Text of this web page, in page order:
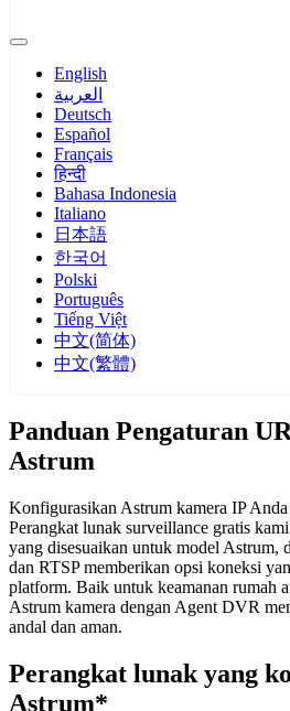
English
العربية
Deutsch
Español
Français
हिन्दी
Bahasa Indonesia
Italiano
日本語
한국어
Polski
Português
Tiếng Việt
中文(简体)
中文(繁體)
Panduan Pengaturan
Astrum
Konfigurasikan Astrum kamera IP
Perangkat lunak surveillance gratis
yang disesuaikan untuk model
dan RTSP memberikan opsi koneksi
platform. Baik untuk keamanan rumah
Astrum kamera dengan Agent DVR
andal dan aman.
Perangkat lunak yang
Astrum*